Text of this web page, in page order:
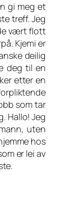
gi meg et
treff. Jeg
vært flott
Kjemi er
deilig
deg til en
etter en
som tar
Hallo! Jeg
uten
hos
er lei av